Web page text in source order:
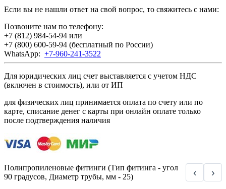
Если вы не нашли ответ на свой вопрос, то свяжитесь с нами:
Позвоните нам по телефону:
+7 (812) 984-54-94 или
+7 (800) 600-59-94 (бесплатный по России)
WhatsApp: +7-960-241-3522
Для юридических лиц счет выставляется с учетом НДС
(включен в стоимость), или от ИП
для физических лиц принимается оплата по счету или по
карте, списание денег с карты при онлайн оплате только
после подтверждения наличия
Полипропиленовые фитинги (Тип фитинга - угол
90 градусов, Диаметр трубы, мм - 25)
‹ ›